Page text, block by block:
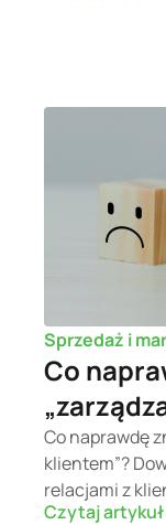
Sprzedaż i
Co
Co naprawdę
klientem”?
relacjami z
Czytaj artykuł